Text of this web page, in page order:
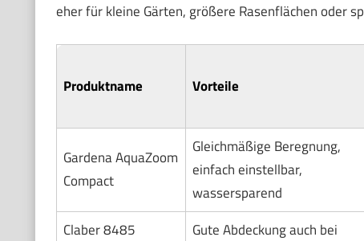
eher für kleine Gärten, größere Rasenflächen oder
Produktname Vorteile
Gardena AquaZoom
Compact
Gleichmäßige Beregnung,
einfach einstellbar,
wassersparend
Claber 8485
Gute Abdeckung auch bei